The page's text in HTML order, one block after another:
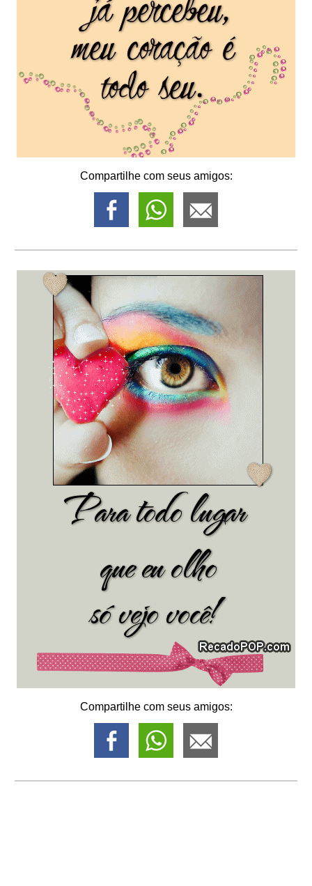
Compartilhe com seus amigos:
Compartilhe com seus amigos: